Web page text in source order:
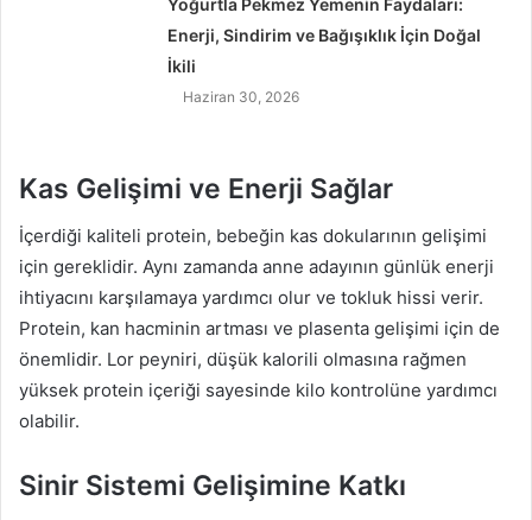
Enerji, Sindirim ve Bağışıklık İçin Doğal
İkili
Haziran 30, 2026
Kas Gelişimi ve Enerji Sağlar
İçerdiği kaliteli protein, bebeğin kas dokularının gelişimi
için gereklidir. Aynı zamanda anne adayının günlük enerji
ihtiyacını karşılamaya yardımcı olur ve tokluk hissi verir.
Protein, kan hacminin artması ve plasenta gelişimi için de
önemlidir. Lor peyniri, düşük kalorili olmasına rağmen
yüksek protein içeriği sayesinde kilo kontrolüne yardımcı
olabilir.
Sinir Sistemi Gelişimine Katkı